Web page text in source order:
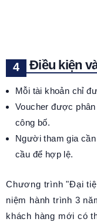
Điều kiện
Mỗi tài khoản chỉ
Voucher được
công bố.
Người tham gia
cầu để hợp lệ.
Chương trình "Đại
niệm hành trình 3
khách hàng mới có